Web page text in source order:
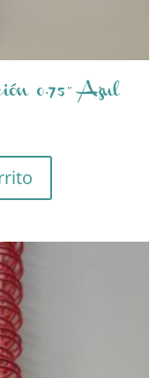
0.75″ Azul